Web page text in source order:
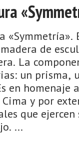
«Symmetría».
de
La
un prisma,
en homenaje
Cima y por
que
...